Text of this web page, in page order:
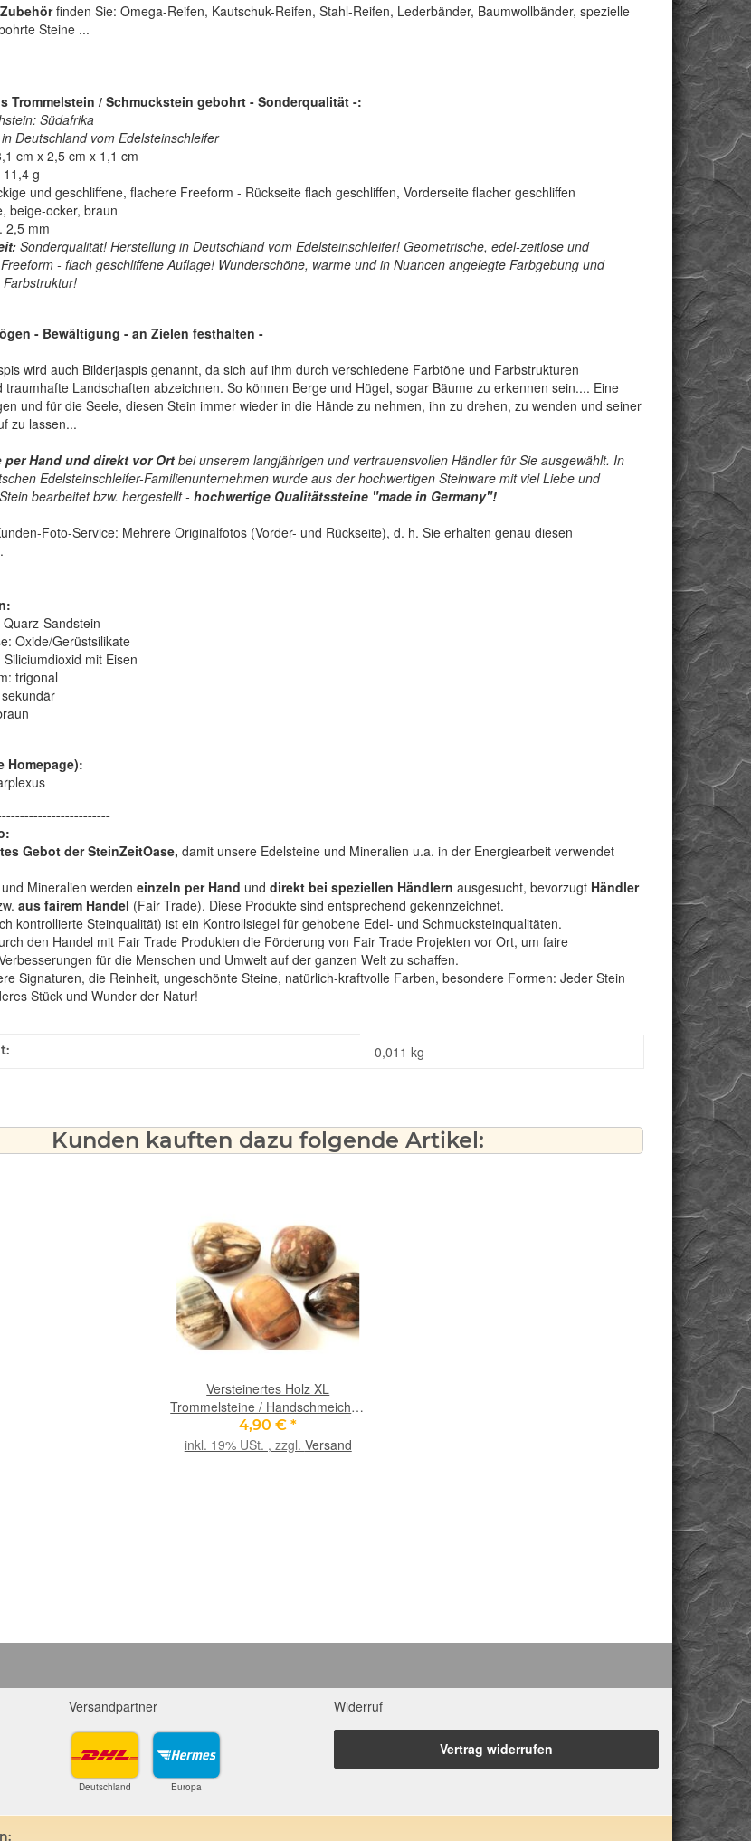
finden Sie: Omega-Reifen, Kautschuk-Reifen, Stahl-Reifen, Lederbänder, Baumwollbänder, spezielle
Steine ...
Trommelstein / Schmuckstein gebohrt - Sonderqualität -:
Südafrika
Deutschland vom Edelsteinschleifer
cm x 2,5 cm x 1,1 cm
g
und geschliffene, flachere Freeform - Rückseite flach geschliffen, Vorderseite flacher geschliffen
beige-ocker, braun
2,5 mm
Sonderqualität! Herstellung in Deutschland vom Edelsteinschleifer! Geometrische, edel-zeitlose und
- flach geschliffene Auflage! Wunderschöne, warme und in Nuancen angelegte Farbgebung und
- Bewältigung - an Zielen festhalten -
wird auch Bilderjaspis genannt, da sich auf ihm durch verschiedene Farbtöne und Farbstrukturen
traumhafte Landschaften abzeichnen. So können Berge und Hügel, sogar Bäume zu erkennen sein.... Eine
und für die Seele, diesen Stein immer wieder in die Hände zu nehmen, ihn zu drehen, zu wenden und seiner
zu lassen...
per Hand und direkt vor Ortbei unserem langjährigen und vertrauensvollen Händler für Sie ausgewählt. In
Edelsteinschleifer-Familienunternehmen wurde aus der hochwertigen Steinware mit viel Liebe und
bearbeitet bzw. hergestellt - hochwertige Qualitätssteine "made in Germany"!
Foto-Service: Mehrere Originalfotos (Vorder- und Rückseite), d. h. Sie erhalten genau diesen
Quarz-Sandstein
Oxide/Gerüstsilikate
Siliciumdioxid mit Eisen
trigonal
sekundär
Homepage):
Gebot der SteinZeitOase, damit unsere Edelsteine und Mineralien u.a. in der Energiearbeit verwendet
Mineralien werden einzeln per Hand und direkt bei speziellen Händlern ausgesucht, bevorzugt Händler
aus fairem Handel (Fair Trade). Diese Produkte sind entsprechend gekennzeichnet.
kontrollierte Steinqualität) ist ein Kontrollsiegel für gehobene Edel- und Schmucksteinqualitäten.
den Handel mit Fair Trade Produkten die Förderung von Fair Trade Projekten vor Ort, um faire
für die Menschen und Umwelt auf der ganzen Welt zu schaffen.
Signaturen, die Reinheit, ungeschönte Steine, natürlich-kraftvolle Farben, besondere Formen: Jeder Stein
Stück und Wunder der Natur!
0,011 kg
Kunden kauften dazu folgende Artikel:
Versteinertes Holz XL
Trommelsteine / Handschmeichler
- Sonderquaität - ca. 3 - 3,5 cm /
ca. 25 - 30 g/St
4,90 €*
inkl. 19% USt. , zzgl. Versand
Versandpartner
Deutschland Europa
Widerruf
Vertrag widerrufen